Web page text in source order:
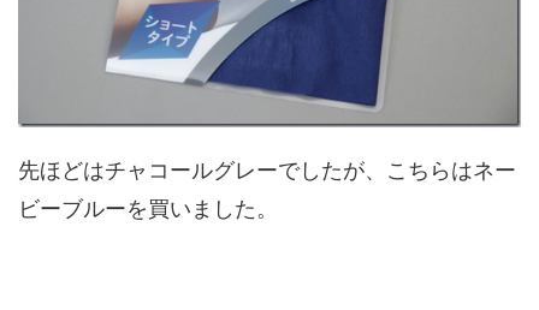
先ほどはチャコールグレーでしたが、こちらはネー
ビーブルーを買いました。